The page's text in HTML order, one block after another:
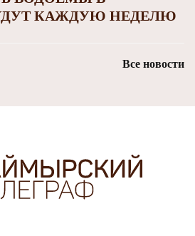
КАЖДУЮ НЕДЕЛЮ
Все новости